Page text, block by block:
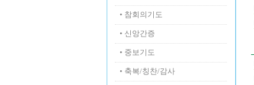
• 참회의기도
• 신앙간증
• 중보기도
• 축복/칭찬/감사